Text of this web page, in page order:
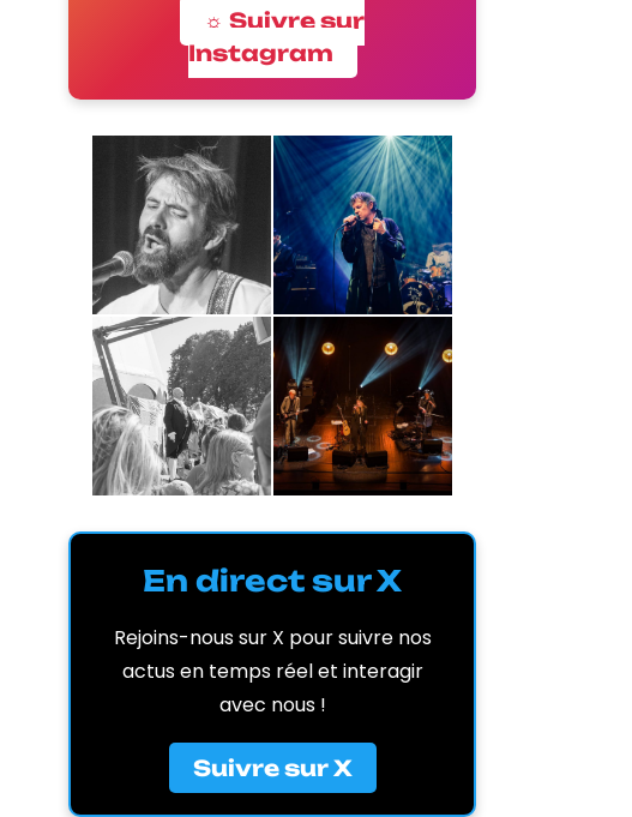
☼ Suivre sur
Instagram
En direct sur X
Rejoins-nous sur X pour suivre nos
actus en temps réel et interagir
avec nous !
Suivre sur X